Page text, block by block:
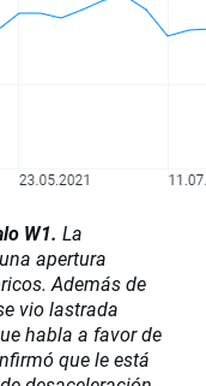
W1. La
apertura
Además de
vio lastrada
habla a favor de
que le está